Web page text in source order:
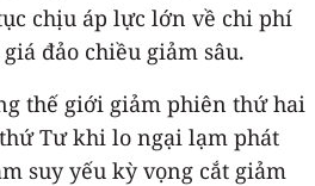
chịu áp lực lớn về chi phí
đảo chiều giảm sâu.
thế giới giảm phiên thứ hai
Tư khi lo ngại lạm phát
suy yếu kỳ vọng cắt giảm